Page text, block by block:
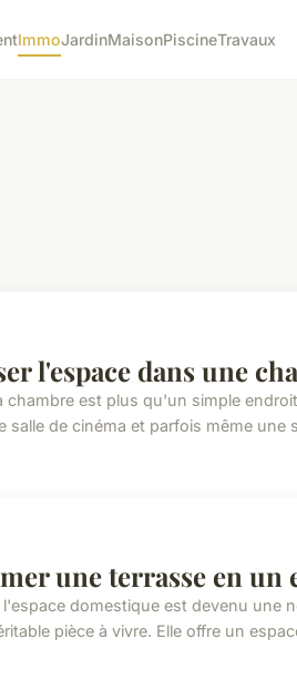
ImmoJardinMaisonPiscineTravaux
l'espace dans une
chambre est plus qu'un simple
salle de cinéma et parfois même une
une terrasse en un
domestique est devenu une
pièce à vivre. Elle offre un